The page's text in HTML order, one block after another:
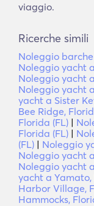
viaggio.
Ricerche simili
Noleggio
Noleggio yacht
Noleggio yacht
Noleggio yacht
yacht a Sister
Bee Ridge,
Florida (FL) |
Florida (FL) |
(FL) | Noleggio
Noleggio yacht
Noleggio yacht
yacht a Yamato,
Harbor Village,
Hammocks,